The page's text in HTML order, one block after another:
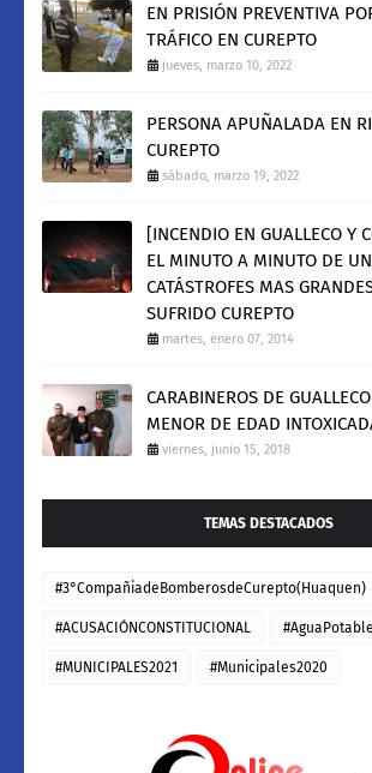
EN PRISIÓN PREVENTIVA
TRÁFICO EN CUREPTO
jueves, marzo 10, 2022
PERSONA APUÑALADA EN
CUREPTO
sábado, marzo 19, 2022
[INCENDIO EN GUALLECO Y
EL MINUTO A MINUTO DE
CATÁSTROFES MAS
SUFRIDO CUREPTO
martes, enero 07, 2014
CARABINEROS DE
MENOR DE EDAD
viernes, junio 15, 2018
TEMAS DESTACADOS
#3°CompañiadeBomberosdeCurepto(Huaquen)
#ACUSACIÓNCONSTITUCIONAL
#MUNICIPALES2021 #Municipales2020